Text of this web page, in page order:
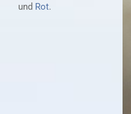
und Rot.